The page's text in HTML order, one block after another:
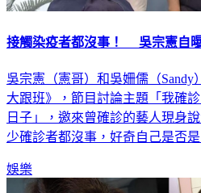
接觸染疫者都沒事！ 吳宗憲自
吳宗憲（憲哥）和吳姍儒（Sandy
大跟班》，節目討論主題「我確
日子」，邀來曾確診的藝人現身
少確診者都沒事，好奇自己是否
娛樂